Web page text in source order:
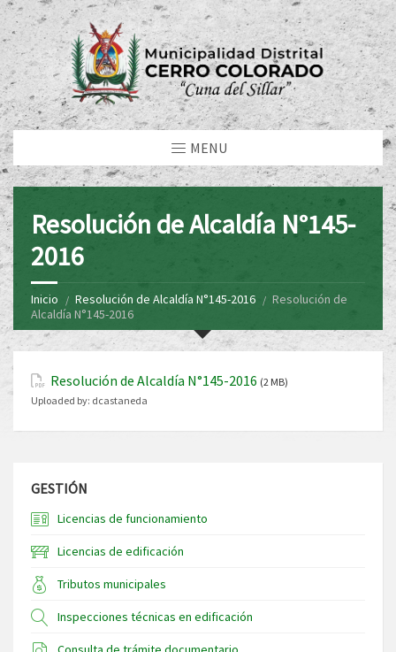
MENU
Resolución de Alcaldía N°145-
2016
Inicio Resolución de Alcaldía N°145-2016
Resolución de
Alcaldía N°145-2016
Resolución de Alcaldía N°145-2016 (2 MB)
Uploaded by: dcastaneda
GESTIÓN
Licencias de funcionamiento
Licencias de edificación
Tributos municipales
Inspecciones técnicas en edificación